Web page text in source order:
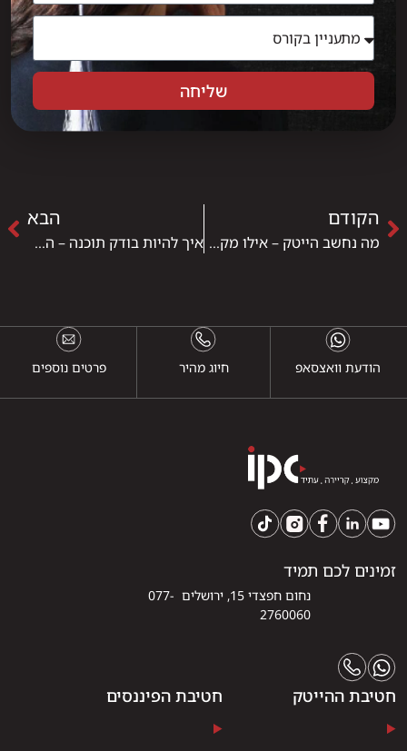
שליחה
הקודם
מה נחשב הייטק – אילו מקצועות באמת שייכים לעולם ההייטק
הבא
איך להיות בודק תוכנה – הדרך לקריירת הייטק בלי להיות מתכנת
הודעת וואצסאפ חיוג מהיר פרטים נוספים
זמינים לכם תמיד
נחום חפצדי 15, ירושלים 077-
2760060
חטיבת ההייטק חטיבת הפיננסים